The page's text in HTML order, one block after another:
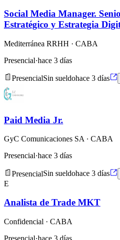
Social Media Manager.
Estratégico y Estrategia
Mediterránea RRHH · CABA
Presencial·hace 3 días
PresencialSin sueldohace 3 días
Paid Media Jr.
GyC Comunicaciones SA · CABA
Presencial·hace 3 días
PresencialSin sueldohace 3 días
E
Analista de Trade MKT
Confidencial · CABA